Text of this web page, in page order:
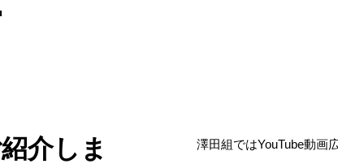
介しま
澤田組ではYouTube動画